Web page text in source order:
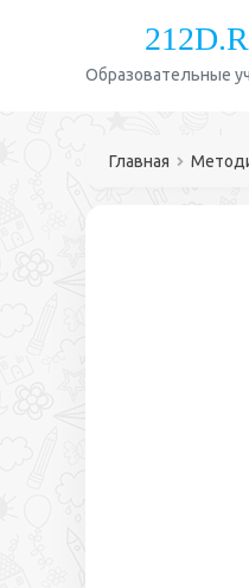
Образовательные
Главная